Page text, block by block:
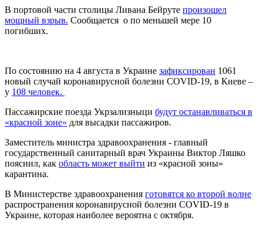
В портовой части столицы Ливана Бейруте произошел
мощный взрыв. Сообщается о по меньшей мере 10
погибших.
По состоянию на 4 августа в Украине зафиксирован 1061
новый случай коронавирусной болезни COVID-19, в Киеве –
у 108 человек.
Пассажирские поезда Укрзализныци будут останавливаться в
«красной зоне» для высадки пассажиров.
Заместитель министра здравоохранения - главный
государственный санитарный врач Украины Виктор Ляшко
пояснил, как область может выйти из «красной зоны»
карантина.
В Министерстве здравоохранения готовятся ко второй волне
распространения коронавирусной болезни COVID-19 в
Украине, которая наиболее вероятна с октября.